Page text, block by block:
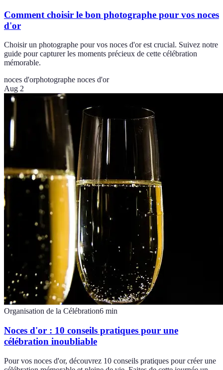
Comment choisir le bon photographe pour vos noces
d'or
Choisir un photographe pour vos noces d'or est crucial. Suivez notre
guide pour capturer les moments précieux de cette célébration
mémorable.
noces d'orphotographe noces d'or
Aug 2
Organisation de la Célébration6 min
Noces d'or : 10 conseils pratiques pour une
célébration inoubliable
Pour vos noces d'or, découvrez 10 conseils pratiques pour créer une